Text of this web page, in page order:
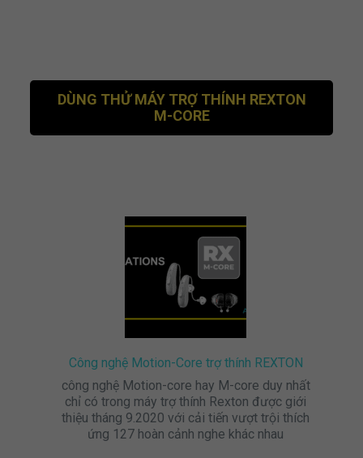
DÙNG THỬ MÁY TRỢ THÍNH REXTON
M-CORE
Công nghệ Motion-Core trợ thính REXTON
công nghệ Motion-core hay M-core duy nhất
chỉ có trong máy trợ thính Rexton được giới
thiệu tháng 9.2020 với cải tiến vượt trội thích
ứng 127 hoàn cảnh nghe khác nhau